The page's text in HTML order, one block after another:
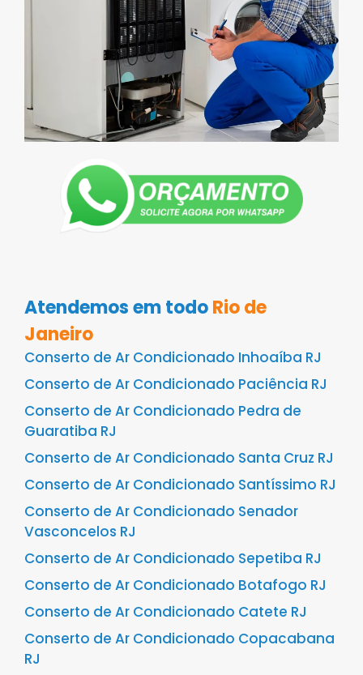
Atendemos em todoRio de
Janeiro
Conserto de Ar Condicionado Inhoaíba RJ
Conserto de Ar Condicionado Paciência RJ
Conserto de Ar Condicionado Pedra de
Guaratiba RJ
Conserto de Ar Condicionado Santa Cruz RJ
Conserto de Ar Condicionado Santíssimo RJ
Conserto de Ar Condicionado Senador
Vasconcelos RJ
Conserto de Ar Condicionado Sepetiba RJ
Conserto de Ar Condicionado Botafogo RJ
Conserto de Ar Condicionado Catete RJ
Conserto de Ar Condicionado Copacabana
RJ